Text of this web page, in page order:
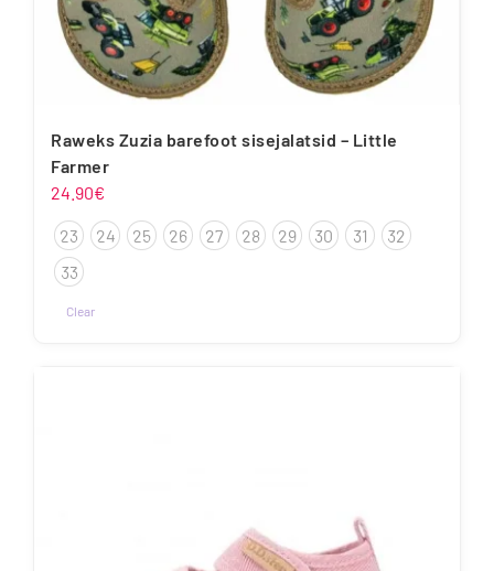
Raweks Zuzia barefoot sisejalatsid – Little
Farmer
24.90€
23 24 25 26 27 28 29 30 31
32
33
Clear